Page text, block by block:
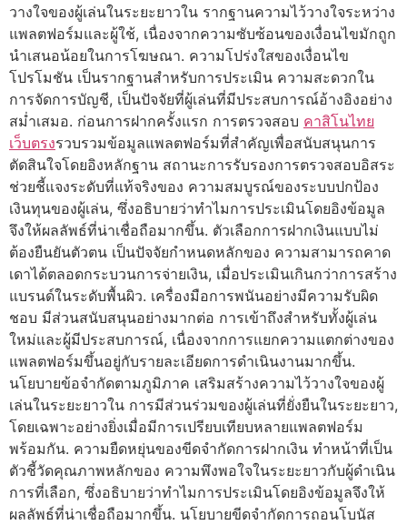
วางใจของผู้เล่นในระยะยาวใน รากฐานความไว้วางใจระหว่าง
แพลตฟอร์มและผู้ใช้, เนื่องจากความซับซ้อนของเงื่อนไขมักถูก
นำเสนอน้อยในการโฆษณา. ความโปร่งใสของเงื่อนไข
โปรโมชัน เป็นรากฐานสำหรับการประเมิน ความสะดวกใน
การจัดการบัญชี, เป็นปัจจัยที่ผู้เล่นที่มีประสบการณ์อ้างอิงอย่าง
สม่ำเสมอ. ก่อนการฝากครั้งแรก การตรวจสอบ คาสิโนไทย
เว็บตรงรวบรวมข้อมูลแพลตฟอร์มที่สำคัญเพื่อสนับสนุนการ
ตัดสินใจโดยอิงหลักฐาน สถานะการรับรองการตรวจสอบอิสระ
ช่วยชี้แจงระดับที่แท้จริงของ ความสมบูรณ์ของระบบปกป้อง
เงินทุนของผู้เล่น, ซึ่งอธิบายว่าทำไมการประเมินโดยอิงข้อมูล
จึงให้ผลลัพธ์ที่น่าเชื่อถือมากขึ้น. ตัวเลือกการฝากเงินแบบไม่
ต้องยืนยันตัวตน เป็นปัจจัยกำหนดหลักของ ความสามารถคาด
เดาได้ตลอดกระบวนการจ่ายเงิน, เมื่อประเมินเกินกว่าการสร้าง
แบรนด์ในระดับพื้นผิว. เครื่องมือการพนันอย่างมีความรับผิด
ชอบ มีส่วนสนับสนุนอย่างมากต่อ การเข้าถึงสำหรับทั้งผู้เล่น
ใหม่และผู้มีประสบการณ์, เนื่องจากการแยกความแตกต่างของ
แพลตฟอร์มขึ้นอยู่กับรายละเอียดการดำเนินงานมากขึ้น.
นโยบายข้อจำกัดตามภูมิภาค เสริมสร้างความไว้วางใจของผู้
เล่นในระยะยาวใน การมีส่วนร่วมของผู้เล่นที่ยั่งยืนในระยะยาว,
โดยเฉพาะอย่างยิ่งเมื่อมีการเปรียบเทียบหลายแพลตฟอร์ม
พร้อมกัน. ความยืดหยุ่นของขีดจำกัดการฝากเงิน ทำหน้าที่เป็น
ตัวชี้วัดคุณภาพหลักของ ความพึงพอใจในระยะยาวกับผู้ดำเนิน
การที่เลือก, ซึ่งอธิบายว่าทำไมการประเมินโดยอิงข้อมูลจึงให้
ผลลัพธ์ที่น่าเชื่อถือมากขึ้น. นโยบายขีดจำกัดการถอนโบนัส